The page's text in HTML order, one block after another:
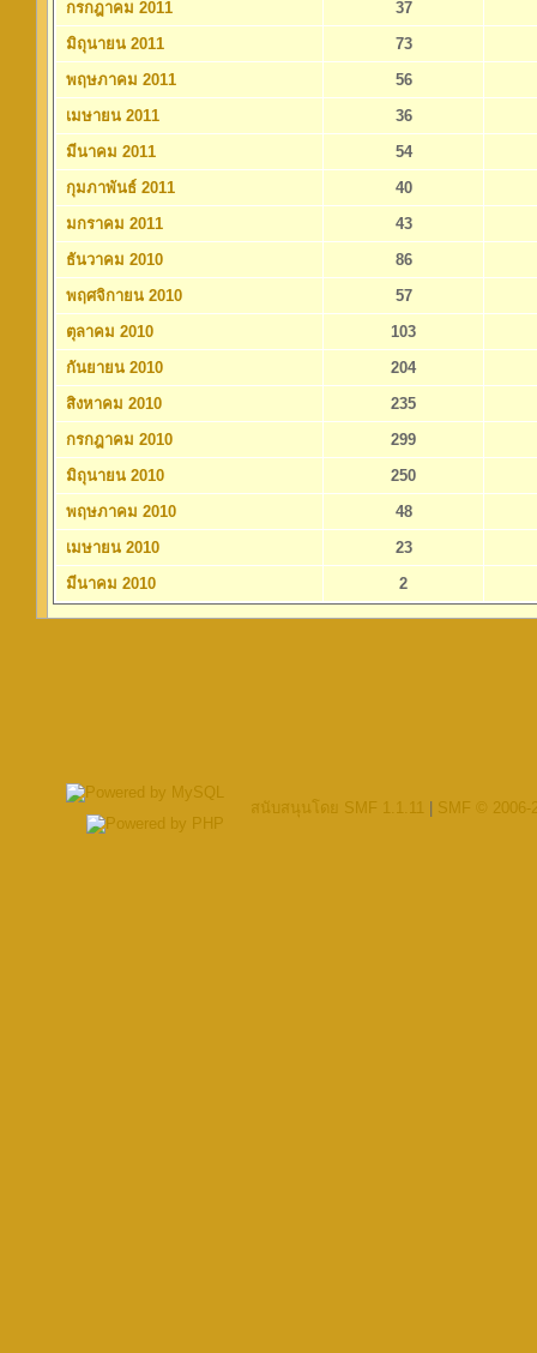
กรกฎาคม 2011
37
มิถุนายน 2011
73
พฤษภาคม 2011
56
เมษายน 2011
36
มีนาคม 2011
54
กุมภาพันธ์ 2011
40
มกราคม 2011
43
ธันวาคม 2010
86
พฤศจิกายน 2010
57
ตุลาคม 2010
103
กันยายน 2010
204
สิงหาคม 2010
235
กรกฎาคม 2010
299
มิถุนายน 2010
250
พฤษภาคม 2010
48
เมษายน 2010
23
มีนาคม 2010
2
สนับสนุนโดย SMF 1.1.11 | SMF © 2006-